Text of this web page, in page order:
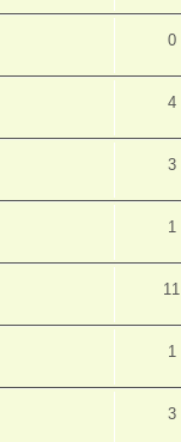
0
4
3
1
11
1
3